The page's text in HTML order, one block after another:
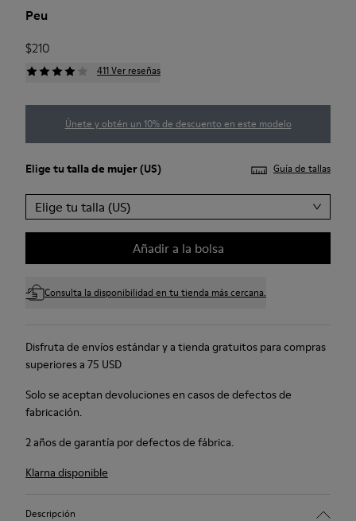
Peu
$210
411 Ver reseñas
Únete y obtén un 10% de descuento en este modelo
Elige tu talla de mujer(US) Guía de tallas
Elige tu talla (US)
Añadir a la bolsa
Consulta la disponibilidad en tu tienda más cercana.
Disfruta de envíos estándar y a tienda gratuitos para compras
superiores a 75 USD
Solo se aceptan devoluciones en casos de defectos de
fabricación.
2 años de garantía por defectos de fábrica.
Klarna disponible
Descripción